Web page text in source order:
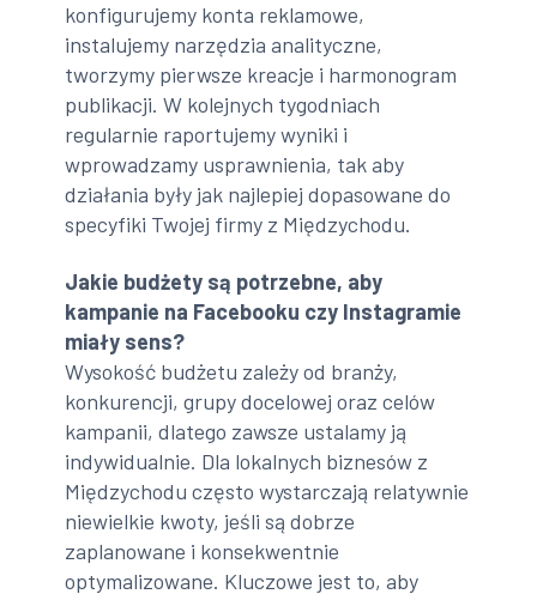
konfigurujemy konta reklamowe,
instalujemy narzędzia analityczne,
tworzymy pierwsze kreacje i harmonogram
publikacji. W kolejnych tygodniach
regularnie raportujemy wyniki i
wprowadzamy usprawnienia, tak aby
działania były jak najlepiej dopasowane do
specyfiki Twojej firmy z Międzychodu.
Jakie budżety są potrzebne, aby
kampanie na Facebooku czy Instagramie
miały sens?
Wysokość budżetu zależy od branży,
konkurencji, grupy docelowej oraz celów
kampanii, dlatego zawsze ustalamy ją
indywidualnie. Dla lokalnych biznesów z
Międzychodu często wystarczają relatywnie
niewielkie kwoty, jeśli są dobrze
zaplanowane i konsekwentnie
optymalizowane. Kluczowe jest to, aby